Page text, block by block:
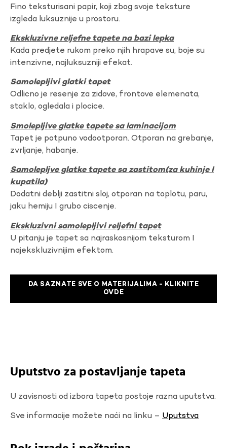
Fino teksturisani papir, koji zbog svoje teksture
izgleda luksuznije u prostoru.
Ekskluzivne reljefne tapete na bazi lepka
Kada predjete rukom preko njih hrapave su, boje su
intenzivne, najluksuzniji efekat.
Samolepljivi glatki tapet
Odlicno je resenje za zidove, frontove elemenata,
staklo, ogledala i plocice.
Smolepljive glatke tapete sa laminacijom
Tapet je potpuno vodootporan. Otporan na grebanje,
zvrljanje, habanje.
Samolepljve glatke tapete sa zastitom(za kuhinje I
kupatila)
Dodatni deblji zastitni sloj, otporan na toplotu, paru,
jaku hemiju I grubo ciscenje.
Ekskluzivni samolepljivi reljefni tapet
U pitanju je tapet sa najraskosnijom teksturom I
najekskluzivnijim efektom.
DA SAZNATE SVE O MATERIJALIMA - KLIKNITE
OVDE
Uputstvo za postavljanje tapeta
U zavisnosti od izbora tapeta postoje razna uputstva.
Sve informacije možete naći na linku – Uputstva